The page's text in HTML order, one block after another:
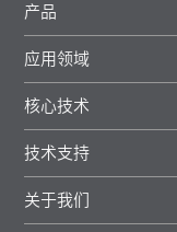
产品
应用领域
核心技术
技术支持
关于我们